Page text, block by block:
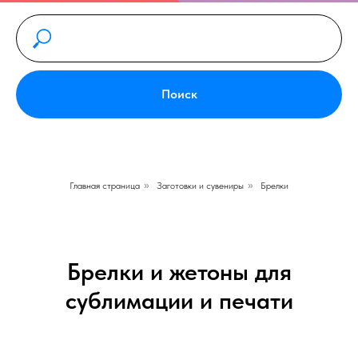
Поиск
Главная страница » Заготовки и сувениры » Брелки
Брелки и жетоны для
сублимации и печати